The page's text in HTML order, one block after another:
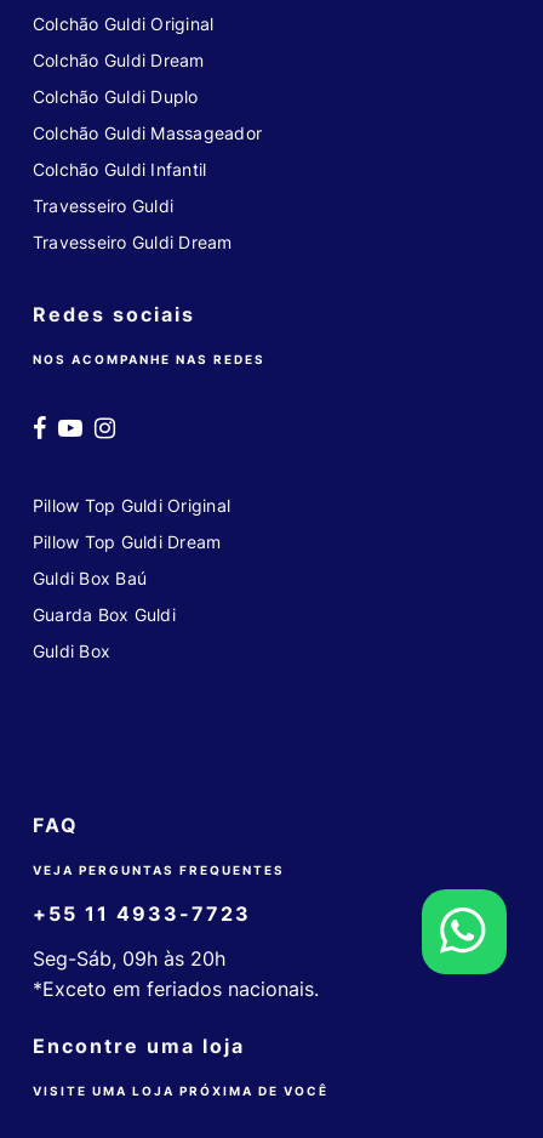
Colchão Guldi Original
Colchão Guldi Dream
Colchão Guldi Duplo
Colchão Guldi Massageador
Colchão Guldi Infantil
Travesseiro Guldi
Travesseiro Guldi Dream
Redes sociais
NOS ACOMPANHE NAS REDES
Pillow Top Guldi Original
Pillow Top Guldi Dream
Guldi Box Baú
Guarda Box Guldi
Guldi Box
FAQ
VEJA PERGUNTAS FREQUENTES
+55 11 4933-7723
Seg-Sáb, 09h às 20h
*Exceto em feriados nacionais.
Encontre uma loja
VISITE UMA LOJA PRÓXIMA DE VOCÊ